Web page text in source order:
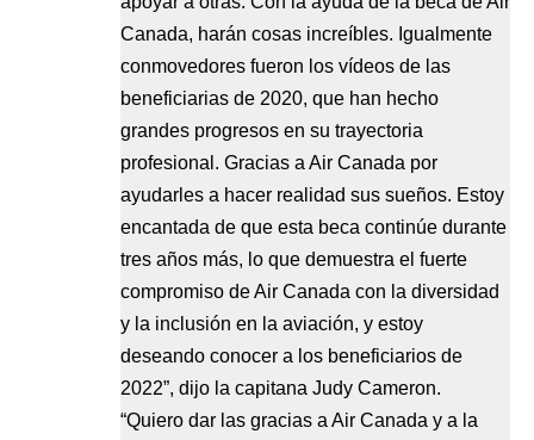
Canada, harán cosas increíbles. Igualmente
conmovedores fueron los vídeos de las
beneficiarias de 2020, que han hecho
grandes progresos en su trayectoria
profesional. Gracias a Air Canada por
ayudarles a hacer realidad sus sueños. Estoy
encantada de que esta beca continúe durante
tres años más, lo que demuestra el fuerte
compromiso de Air Canada con la diversidad
y la inclusión en la aviación, y estoy
deseando conocer a los beneficiarios de
2022”, dijo la capitana Judy Cameron.
“Quiero dar las gracias a Air Canada y a la